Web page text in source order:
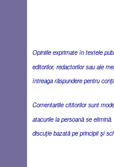
Opiniile exprimate în textele
editorilor, redactorilor sau ale
întreaga răspundere pentru
Comentariile cititorilor sunt
atacurile la persoană se
discuţie bazată pe principii şi